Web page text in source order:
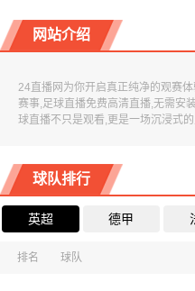
网站介绍
24直播网为你开启真正纯净的观赛
赛事,足球直播免费高清直播,无需安
球直播不只是观看,更是一场沉浸式
球队排行
英超 德甲
排名 球队